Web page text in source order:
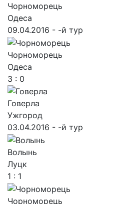
Чорноморець
Одеса
09.04.2016 - -й тур
Чорноморець
Одеса
3 : 0
Говерла
Ужгород
03.04.2016 - -й тур
Волынь
Луцк
1 : 1
Чорноморець